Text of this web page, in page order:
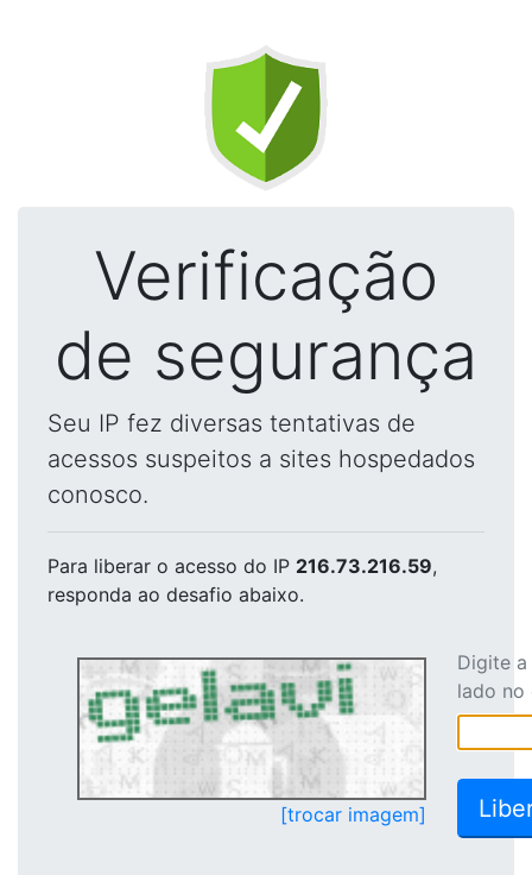
Verificação
de segurança
Seu IP fez diversas tentativas de
acessos suspeitos a sites hospedados
conosco.
Para liberar o acesso do IP 216.73.216.59,
responda ao desafio abaixo.
[trocar imagem]
Digite
lado no